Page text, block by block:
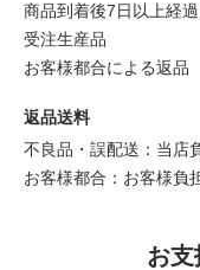
商品到着後7日以上経
受注生産品
お客様都合による返品
返品送料
不良品・誤配送：当店
お客様都合：お客様負
お支